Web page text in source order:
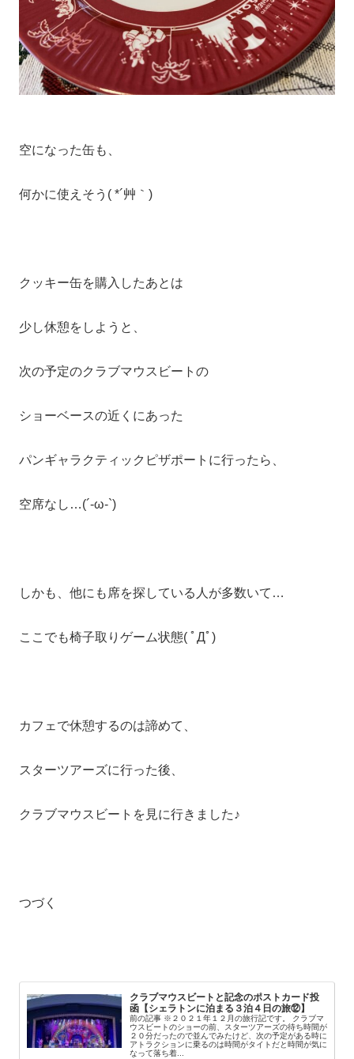
空になった缶も、
何かに使えそう( *´艸｀)
クッキー缶を購入したあとは
少し休憩をしようと、
次の予定のクラブマウスビートの
ショーベースの近くにあった
パンギャラクティックピザポートに行ったら、
空席なし…(´-ω-`)
しかも、他にも席を探している人が多数いて…
ここでも椅子取りゲーム状態( ﾟДﾟ)
カフェで休憩するのは諦めて、
スターツアーズに行った後、
クラブマウスビートを見に行きました♪
つづく
クラブマウスビートと記念のポストカード投
函【シェラトンに泊まる３泊４日の旅⑫】
前の記事 ※２０２１年１２月の旅行記です。 クラブマ
ウスビートのショーの前、スターツアーズの待ち時間が
２０分だったので並んでみたけど、次の予定がある時に
アトラクションに乗るのは時間がタイトだと時間が気に
なって落ち着...